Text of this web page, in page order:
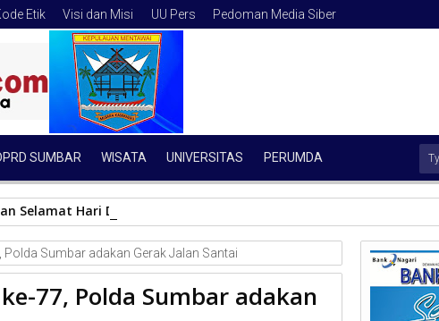
Etik Visi dan Misi UU Pers Pedoman Media Siber
SUMBAR WISATA UNIVERSITAS PERUMDA
Selamat Hari Dharma Wanita Nasional 2027, Tegaskan Peran
Sumbar adakan Gerak Jalan Santai
77, Polda Sumbar adakan